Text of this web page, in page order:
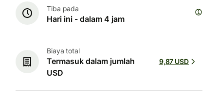
Tiba pada
Hari ini - dalam 4 jam
Biaya total
Termasuk dalam jumlah
USD
9,87 USD